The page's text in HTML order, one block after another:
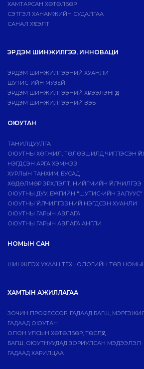
ХАМТАРСАН ХӨТӨЛБӨР
СЭТГЭЛ ХАНАМЖИЙН СУДАЛГАА
САНАЛ ХҮСЭЛТ
ЭРДЭМ ШИНЖИЛГЭЭ, ИННОВАЦИ
ЭРДЭМ ШИНЖИЛГЭЭНИЙ ХУАНЛИ
ШУТИС-ИЙН МУЗЕЙ
ЭРДЭМ ШИНЖИЛГЭЭНИЙ ХҮРЭЭЛЭНГҮҮД
ЭРДЭМ ШИНЖИЛГЭЭНИЙ ВЭБ
ОЮУТАН
ТАНИЛЦУУЛГА
ОЮУТНЫ ХӨГЖИЛ, ТӨЛӨВШИЛД ЧИГЛЭСЭН
НЭГДСЭН АРГА ХЭМЖЭЭ
ХУРЛЫН ТАНХИМ, БУСАД
ХӨДӨЛМӨР ЭРХЛЭЛТ, НИЙГМИЙН ҮЙЛЧИЛГЭЭ
ОЮУТНЫ ДУУ, БҮЖГИЙН "ШУТИС-ИЙН ЗАЛУУС"
ОЮУТНЫ ҮЙЛЧИЛГЭЭНИЙ НЭГДСЭН ХУАНЛИ
ОЮУТНЫ ГАРЫН АВЛАГА
ОЮУТНЫ ГАРЫН АВЛАГА АНГЛИ
НОМЫН САН
ШИНЖЛЭХ УХААН ТЕХНОЛОГИЙН ТӨВ
ХАМТЫН АЖИЛЛАГАА
ЗОЧИН ПРОФЕССОР, ГАДААД БАГШ,
ГАДААД ОЮУТАН
ОЛОН УЛСЫН ХӨТӨЛБӨР, ТӨСЛҮҮД
БАГШ, ОЮУТНУУДАД ЗОРИУЛСАН МЭДЭЭЛЭЛ
ГАДААД ХАРИЛЦАА